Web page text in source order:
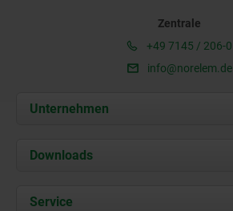
Zentrale
+49 7145 / 206-0
info@norelem.de
Unternehmen
Über uns
Karriere
Downloads
Dokumente
Service